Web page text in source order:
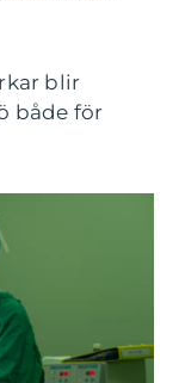
blir
både för